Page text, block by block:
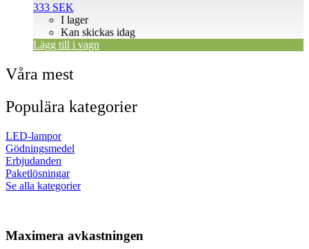
333 SEK
I lager
Kan skickas idag
Lägg till i vagn
Våra mest
Populära kategorier
LED-lampor
Gödningsmedel
Erbjudanden
Paketlösningar
Se alla kategorier
Maximera avkastningen